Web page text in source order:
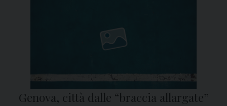
Genova, città dalle “braccia allargate”